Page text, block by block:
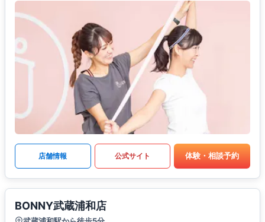
店舗情報 公式サイト 体験・相談予約
BONNY武蔵浦和店